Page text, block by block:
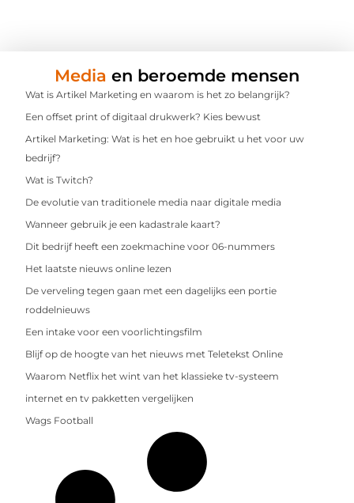
Media en beroemde mensen
Wat is Artikel Marketing en waarom is het zo belangrijk?
Een offset print of digitaal drukwerk? Kies bewust
Artikel Marketing: Wat is het en hoe gebruikt u het voor uw
bedrijf?
Wat is Twitch?
De evolutie van traditionele media naar digitale media
Wanneer gebruik je een kadastrale kaart?
Dit bedrijf heeft een zoekmachine voor 06-nummers
Het laatste nieuws online lezen
De verveling tegen gaan met een dagelijks een portie
roddelnieuws
Een intake voor een voorlichtingsfilm
Blijf op de hoogte van het nieuws met Teletekst Online
Waarom Netflix het wint van het klassieke tv-systeem
internet en tv pakketten vergelijken
Wags Football